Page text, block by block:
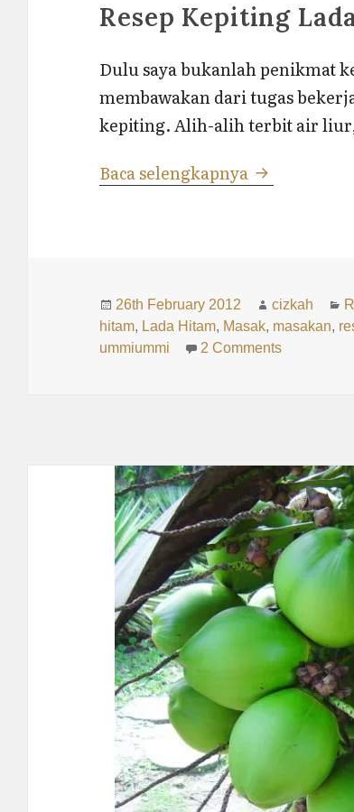
Resep Kepiting
Dulu saya bukanlah penikmat
membawakan dari tugas
kepiting. Alih-alih terbit air
Baca selengkapnya Resep
Posted
on
26th February 2012 Author
cizkah
hitam, Lada Hitam, Masak, masakan,
ummiummi
2 Commentson Resep